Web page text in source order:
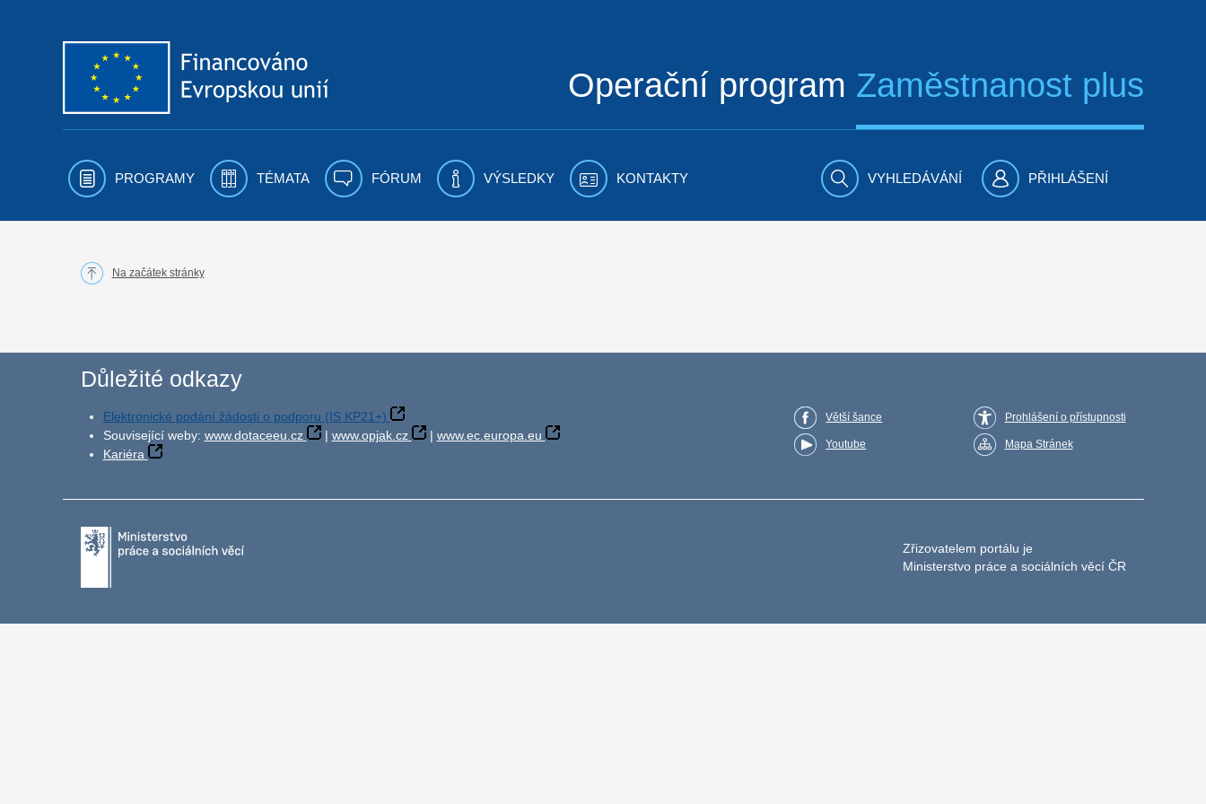
Operační program Zaměstnanost plus
PROGRAMY TÉMATA FÓRUM VÝSLEDKY KONTAKTY VYHLEDÁVÁNÍ PŘIHLÁŠENÍ
Na začátek stránky
Důležité odkazy
Elektronické podání žádosti o podporu (IS KP21+)
Související weby: www.dotaceeu.cz | www.opjak.cz | www.ec.europa.eu
Kariéra
Větší šance
Youtube
Prohlášení o přístupnosti
Mapa Stránek
Zřizovatelem portálu je
Ministerstvo práce a sociálních věcí ČR